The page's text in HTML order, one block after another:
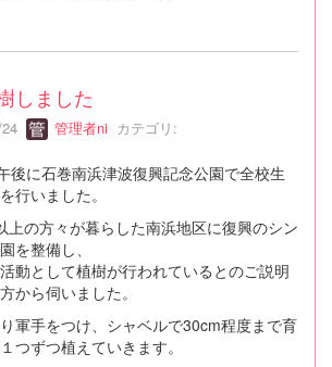
しました
管理者ni カテゴリ:
後に石巻南浜津波復興記念公園で全校生
行いました。
上の方々が暮らした南浜地区に復興のシン
を整備し、
動として植樹が行われているとのご説明
から伺いました。
軍手をつけ、シャベルで30cm程度まで育
つずつ植えていきます。